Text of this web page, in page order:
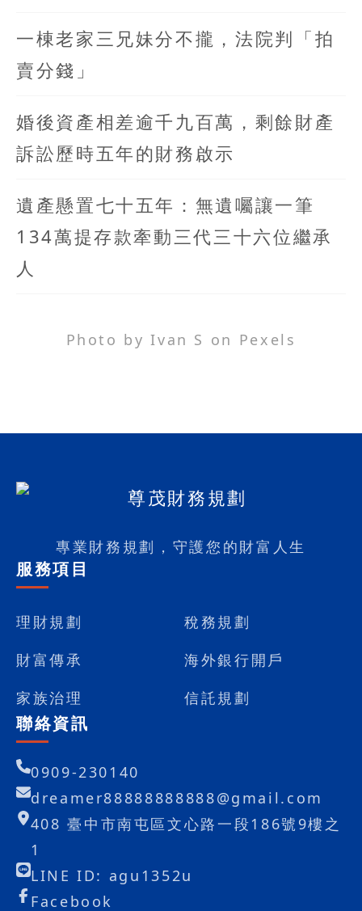
一棟老家三兄妹分不攏，法院判「拍
賣分錢」
婚後資產相差逾千九百萬，剩餘財產
訴訟歷時五年的財務啟示
遺產懸置七十五年：無遺囑讓一筆
134萬提存款牽動三代三十六位繼承
人
Photo by Ivan S on Pexels
專業財務規劃，守護您的財富人生
服務項目
理財規劃
稅務規劃
財富傳承
海外銀行開戶
家族治理
信託規劃
聯絡資訊
0909-230140
dreamer88888888888@gmail.com
408 臺中市南屯區文心路一段186號9樓之
1
LINE ID: agu1352u
Facebook